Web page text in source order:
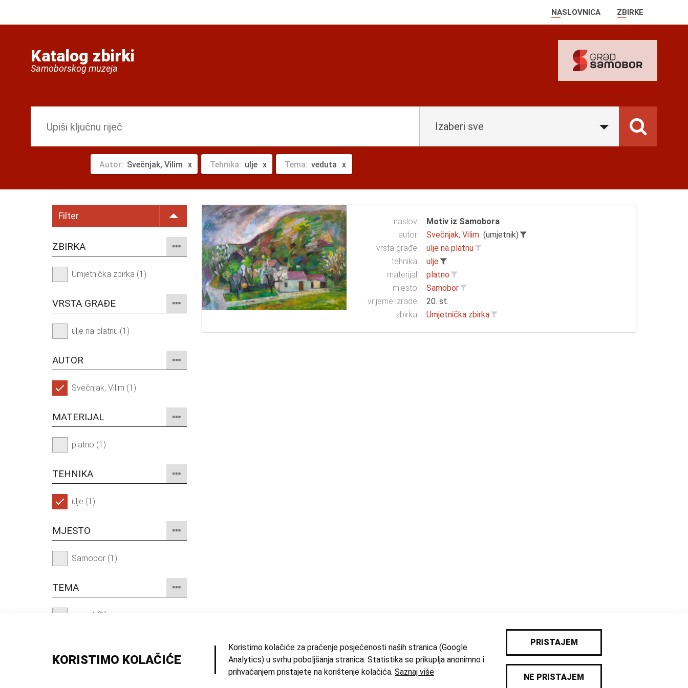
NASLOVNICA ZBIRKE
Katalog zbirki
Samoborskog muzeja
Izaberi sve
Autor: Svečnjak, Vilim Tehnika: ulje Tema: veduta
Filter
ZBIRKA
Umjetnička zbirka (1)
VRSTA GRAĐE
ulje na platnu (1)
AUTOR
Svečnjak, Vilim (1)
MATERIJAL
platno (1)
TEHNIKA
ulje (1)
MJESTO
Samobor (1)
TEMA
pejzaž (1)
naslov:
Motiv iz Samobora
autor:
Svečnjak, Vilim (umjetnik)
vrsta građe:
ulje na platnu
tehnika:
ulje
materijal:
platno
mjesto:
Samobor
vrijeme izrade:
20. st.
zbirka:
Umjetnička zbirka
KORISTIMO KOLAČIĆE
Koristimo kolačiće za praćenje posjećenosti naših stranica (Google
Analytics) u svrhu poboljšanja stranica. Statistika se prikuplja anonimno i
prihvaćanjem pristajete na korištenje kolačića. Saznaj više
PRISTAJEM
NE PRISTAJEM